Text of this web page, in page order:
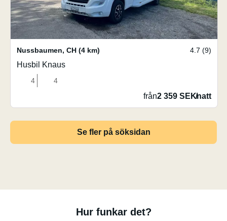
Nussbaumen, CH (4 km) 4.7 (9)
Husbil Knaus
4 4
från2 359 SEK/natt
Se fler på söksidan
Hur funkar det?